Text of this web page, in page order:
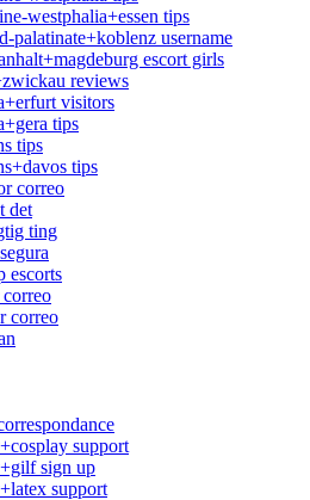
westphalia+essen tips
palatinate+koblenz username
escort girls
reviews
visitors
tips
tips
tips
correo
det
ting
escorts
correo
correo
support
sign up
support